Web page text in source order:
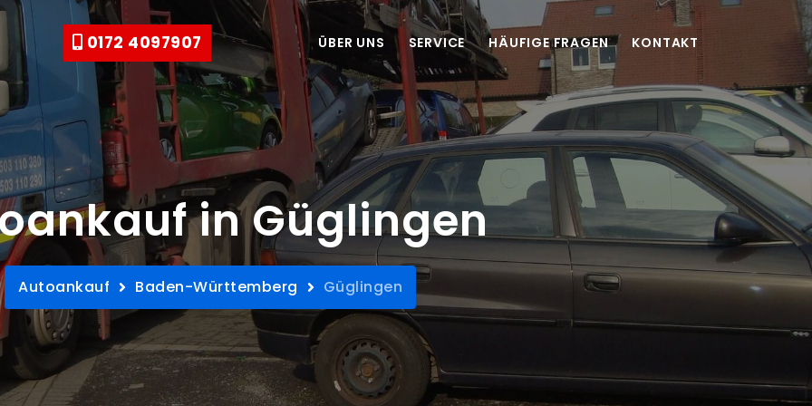
0172 4097907 ÜBER UNS SERVICE HÄUFIGE FRAGEN KONTAKT
in Güglingen
Autoankauf Baden-Württemberg Güglingen